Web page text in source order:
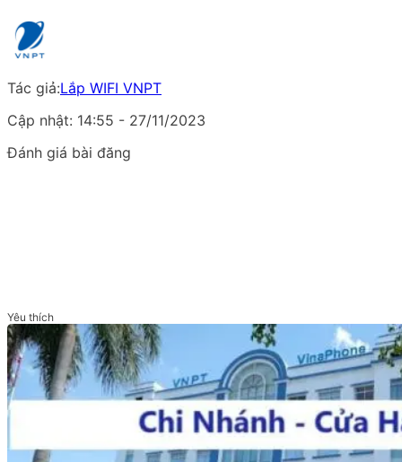
Tác giả:Lắp WIFI VNPT
Cập nhật: 14:55 - 27/11/2023
Đánh giá bài đăng
Yêu thích